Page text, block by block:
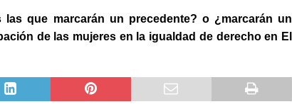
las que marcarán un precedente? o ¿marcarán un
de las mujeres en la igualdad de derecho en El